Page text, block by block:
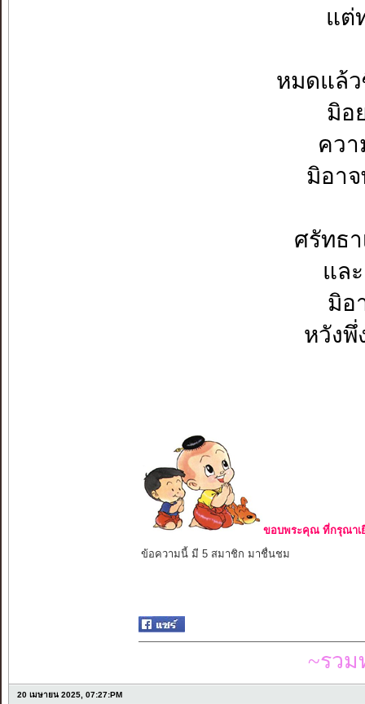
แต่
หมดแล้ว
มิอ
คว
มิอา
ศรัทธ
แล
มิอ
หวังพึ่
ขอบพระคุณ ที่กรุณาเ
ข้อความนี้ มี 5 สมาชิก มาชื่นชม
~รวม
20 เมษายน 2025, 07:27:PM